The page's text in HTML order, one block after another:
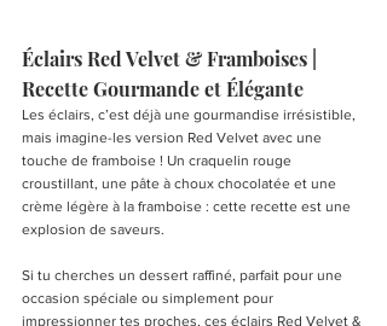
Éclairs Red Velvet & Framboises |
Recette Gourmande et Élégante
Les éclairs, c’est déjà une gourmandise irrésistible,
mais imagine-les version Red Velvet avec une
touche de framboise ! Un craquelin rouge
croustillant, une pâte à choux chocolatée et une
crème légère à la framboise : cette recette est une
explosion de saveurs.
Si tu cherches un dessert raffiné, parfait pour une
occasion spéciale ou simplement pour
impressionner tes proches, ces éclairs Red Velvet &